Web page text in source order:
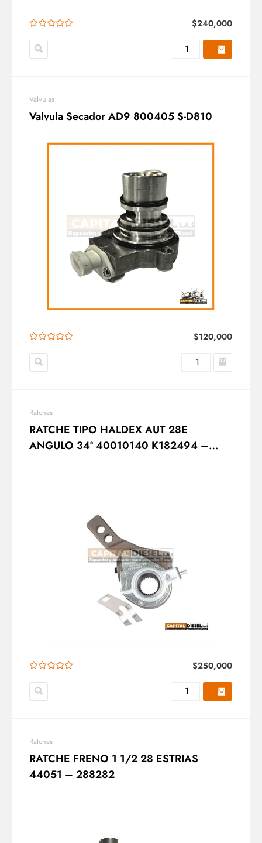
$240,000
Valvulas
Valvula Secador AD9 800405 S-D810
$120,000
Ratches
RATCHE TIPO HALDEX AUT 28E
ANGULO 34º 40010140 K182494 –
$250,000
Ratches
RATCHE FRENO 1 1/2 28 ESTRIAS
44051 – 288282